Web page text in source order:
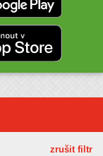
zrušit filtr